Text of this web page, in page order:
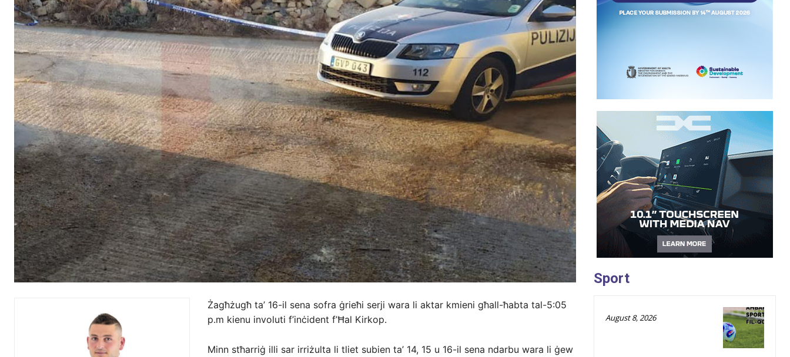
Żagħżugħ ta’ 16-il sena sofra ġrieħi serji wara li aktar kmieni għall-ħabta tal-5:05
p.m kienu involuti f’inċident f’Ħal Kirkop.
Minn stħarriġ illi sar irriżulta li tliet subien ta’ 14, 15 u 16-il sena ndarbu wara li ġew
Sport
August 8, 2026